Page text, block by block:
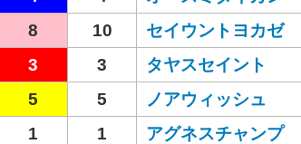
8 10
セイウントヨカゼ
3 3
タヤスセイント
5 5
ノアウィッシュ
1 1
アグネスチャンプ